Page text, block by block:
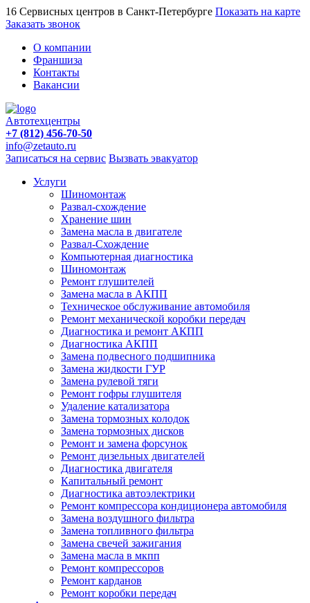
16 Сервисных центров в Санкт-Петербурге Показать на карте
Заказать звонок
О компании
Франшиза
Контакты
Вакансии
Автотехцентры
+7 (812) 456-70-50
info@zetauto.ru
Записаться на сервис Вызвать эвакуатор
Услуги
Шиномонтаж
Развал-схождение
Хранение шин
Замена масла в двигателе
Развал-Схождение
Компьютерная диагностика
Шиномонтаж
Ремонт глушителей
Замена масла в АКПП
Техническое обслуживание автомобиля
Ремонт механической коробки передач
Диагностика и ремонт АКПП
Диагностика АКПП
Замена подвесного подшипника
Замена жидкости ГУР
Замена рулевой тяги
Ремонт гофры глушителя
Удаление катализатора
Замена тормозных колодок
Замена тормозных дисков
Ремонт и замена форсунок
Ремонт дизельных двигателей
Диагностика двигателя
Капитальный ремонт
Диагностика автоэлектрики
Ремонт компрессора кондиционера автомобиля
Замена воздушного фильтра
Замена топливного фильтра
Замена свечей зажигания
Замена масла в мкпп
Ремонт компрессоров
Ремонт карданов
Ремонт коробки передач